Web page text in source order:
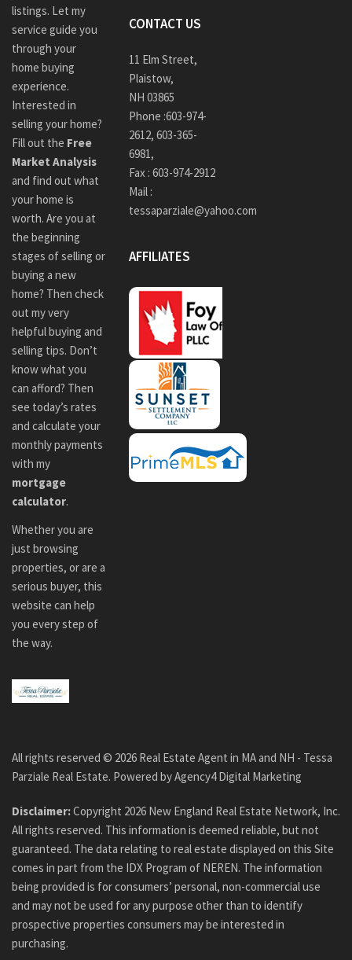
listings. Let my
service guide you
through your
home buying
experience.
Interested in
selling your home?
Fill out the Free
Market Analysis
and find out what
your home is
worth. Are you at
the beginning
stages of selling or
buying a new
home? Then check
out my very
helpful buying and
selling tips. Don’t
know what you
can afford? Then
see today’s rates
and calculate your
monthly payments
with my
mortgage
calculator.
Whether you are
just browsing
properties, or are a
serious buyer, this
website can help
you every step of
the way.
CONTACT US
11 Elm Street,
Plaistow,
NH 03865
Phone :603-974-
2612,603-365-
6981,
Fax : 603-974-2912
Mail :
tessaparziale@yahoo.com
AFFILIATES
All rights reserved © 2026 Real Estate Agent in MA and NH - Tessa
Parziale Real Estate. Powered byAgency4 Digital Marketing
Disclaimer:Copyright 2026 New England Real Estate Network, Inc.
All rights reserved. This information is deemed reliable, but not
guaranteed. The data relating to real estate displayed on this Site
comes in part from the IDX Program of NEREN. The information
being provided is for consumers’ personal, non-commercial use
and may not be used for any purpose other than to identify
prospective properties consumers may be interested in
purchasing.